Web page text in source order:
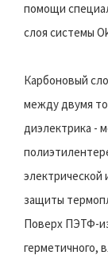
помощи
слоя системы
Карбоновый
между двумя
диэлектрика -
электрической
защиты
Поверх ПЭТФ-
герметичного,